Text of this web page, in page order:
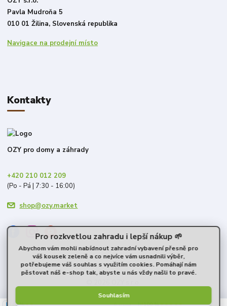
Pavla Mudroňa 5
010 01 Žilina, Slovenská republika
Navigace na prodejní místo
Kontakty
OZY pro domy a záhrady
+420 210 012 209
(Po - Pá | 7:30 - 16:00)
shop@ozy.market
Pro rozkvetlou zahradu i lepší nákup 🌱
Abychom vám mohli nabídnout zahradní vybavení přesně pro
váš kousek zeleně a co nejvíce vám usnadnili výběr,
potřebujeme váš souhlas s využitím cookies. Pomáhají nám
pěstovat náš e-shop tak, abyste u nás vždy našli to pravé.
Souhlasím
6. srpna